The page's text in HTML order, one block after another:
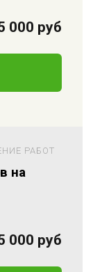
000 руб
РАБОТ
на
000 руб